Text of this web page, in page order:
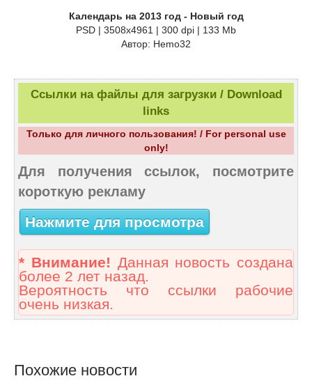
Календарь на 2013 год - Новый год
PSD | 3508x4961 | 300 dpi | 133 Mb
Автор: Hemo32
Ссылки на файлы для загрузки / Download
links
Только для личного пользования! / For personal use
only!
Для получения ссылок, посмотрите
короткую рекламу
Нажмите для просмотра
* Внимание! Данная новость создана
более 2 лет назад.
Вероятность что ссылки рабочие
очень низкая.
Похожие новости